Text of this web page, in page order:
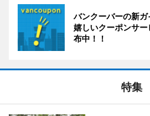
バンクーバーの新ガ
嬉しいクーポンサ
布中！！
特集